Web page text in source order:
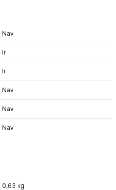
Nav
Ir
Ir
Nav
Nav
Nav
0,63 kg